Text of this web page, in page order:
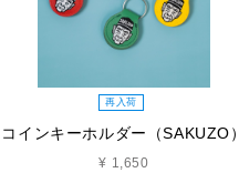
再入荷
コインキーホルダー（SAKUZO）
¥ 1,650